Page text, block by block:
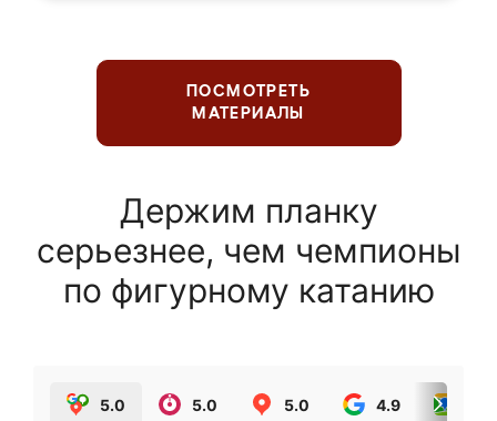
ПОСМОТРЕТЬ
МАТЕРИАЛЫ
Держим планку
серьезнее, чем чемпионы
по фигурному катанию
5.0 5.0 5.0 4.9